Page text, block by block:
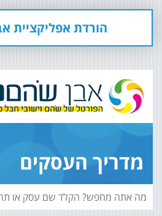
הורדת אפליקציית
מדריך העסקים